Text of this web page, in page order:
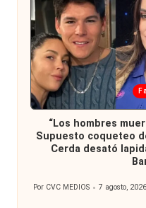
Publicada
en
“Los hombres
Supuesto coqueteo
Cerda desató
Publicado
Por CVC MEDIOS 7 agosto, 2026